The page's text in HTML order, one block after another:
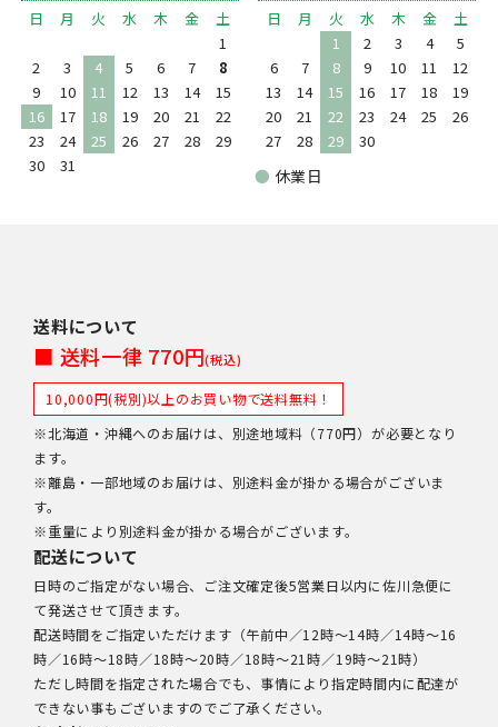
日 月 火 水 木 金
土
1
2
3 4 5 6 7
8
9
10 11 12 13 14
15
16
17 18 19 20 21
22
23
24 25 26 27 28
29
30
31
日 月 火 水 木 金
土
1
2 3 4
5
6
7 8 9 10 11
12
13
14 15 16 17 18
19
20
21 22 23 24 25
26
27
28 29 30
● 休業日
送料について
■ 送料一律 770円(税込)
10,000円(税別)以上のお買い物で送料無料！
※北海道・沖縄へのお届けは、別途地域料（770円）が必要となり
ます。
※離島・一部地域のお届けは、別途料金が掛かる場合がございま
す。
※重量により別途料金が掛かる場合がございます。
配送について
日時のご指定がない場合、ご注文確定後5営業日以内に佐川急便に
て発送させて頂きます。
配送時間をご指定いただけます（午前中／12時～14時／14時～16
時／16時～18時／18時～20時／18時～21時／19時～21時）
ただし時間を指定された場合でも、事情により指定時間内に配達が
できない事もございますのでご了承ください。